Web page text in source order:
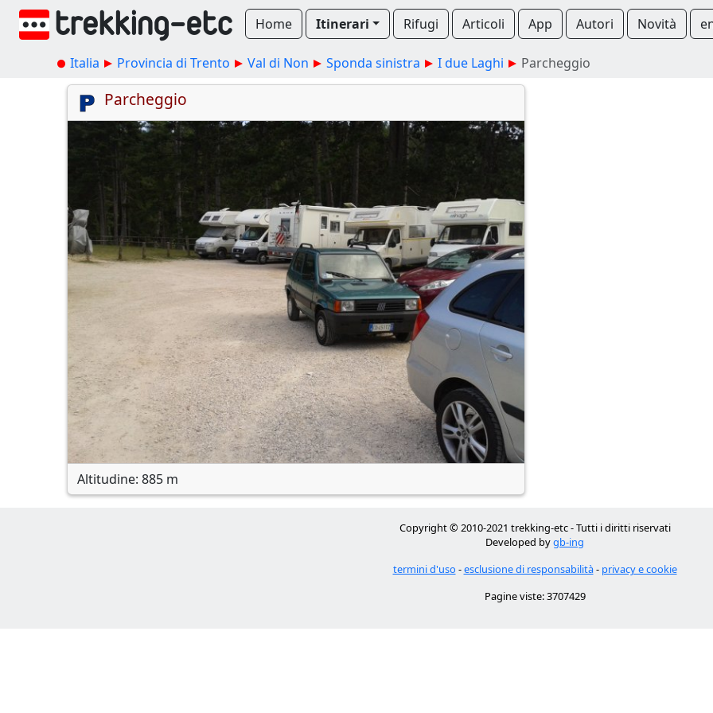
Home Itinerari Rifugi Articoli App Autori Novità
Italia Provincia di Trento Val di Non Sponda sinistra I due Laghi Parcheggio
Parcheggio
Altitudine: 885 m
Copyright © 2010-2021 trekking-etc - Tutti i diritti riservati
Developed bygb-ing
termini d'uso -esclusione di responsabilità- privacy e cookie
Pagine viste: 3707429